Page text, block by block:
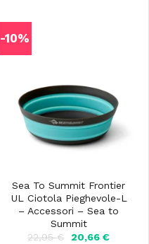
-10%
Sea To Summit Frontier
UL Ciotola Pieghevole-L
– Accessori – Sea to
Summit
22,95€
Il
20,66 €Il